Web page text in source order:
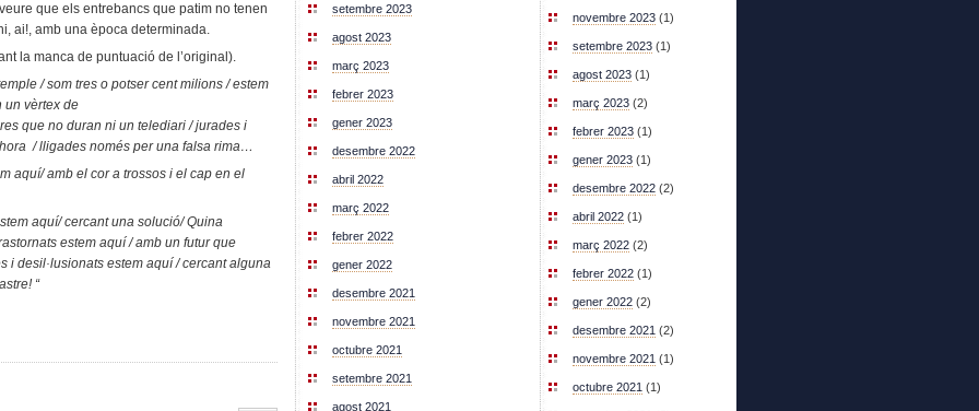
que els entrebancs que patim no tenen
ai!, amb una època determinada.
la manca de puntuació de l’original).
/ som tres o potser cent milions / estem
un vèrtex de
que no duran ni un telediari / jurades i
/ lligades només per una falsa rima…
aquí/ amb el cor a trossos i el cap en el
aquí/ cercant una solució/ Quina
estem aquí / amb un futur que
i desil·lusionats estem aquí / cercant alguna
“
setembre 2023
agost 2023
març 2023
febrer 2023
gener 2023
desembre 2022
abril 2022
març 2022
febrer 2022
gener 2022
desembre 2021
novembre 2021
octubre 2021
setembre 2021
agost 2021
novembre 2023 (1)
setembre 2023 (1)
agost 2023 (1)
març 2023 (2)
febrer 2023 (1)
gener 2023 (1)
desembre 2022 (2)
abril 2022 (1)
març 2022 (2)
febrer 2022 (1)
gener 2022 (2)
desembre 2021 (2)
novembre 2021 (1)
octubre 2021 (1)